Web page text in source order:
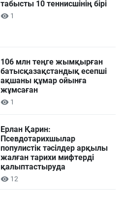
табысты 10 теннисшінің бірі
1
106 млн теңге жымқырған
батысқазақстандық есепші
ақшаны құмар ойынға
жұмсаған
1
Ерлан Қарин:
Псевдотарихшылар
популистік тәсілдер арқылы
жалған тарихи мифтерді
қалыптастыруда
12